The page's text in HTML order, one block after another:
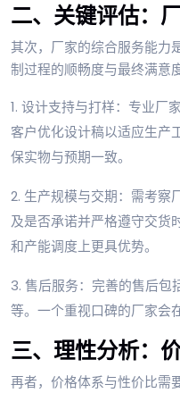
二、关键评估：
其次，厂家的综合服务能力
制过程的顺畅度与最终满意度
1. 设计支持与打样：专业厂
客户优化设计稿以适应生产
保实物与预期一致。
2. 生产规模与交期：需考察
及是否承诺并严格遵守交货
和产能调度上更具优势。
3. 售后服务：完善的售后包
等。一个重视口碑的厂家会
三、理性分析：
再者，价格体系与性价比需